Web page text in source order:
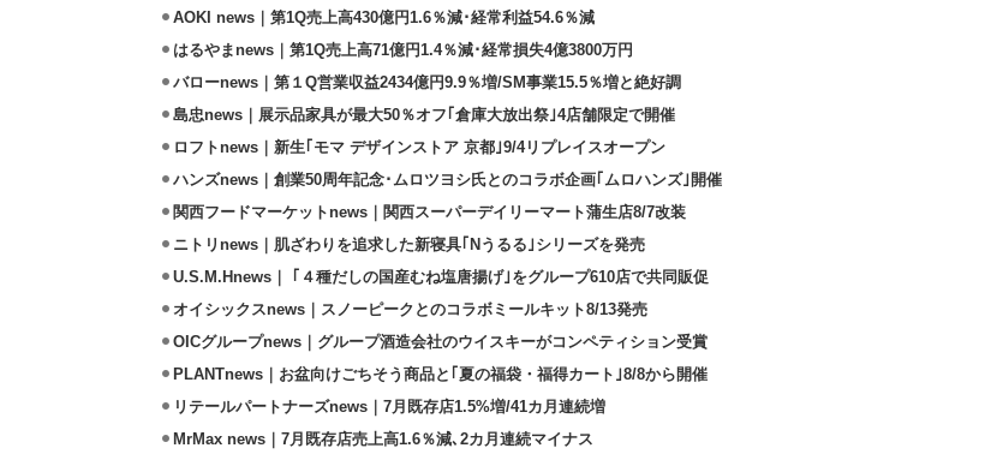
AOKI news｜第1Q売上高430億円1.6％減･経常利益54.6％減
はるやまnews｜第1Q売上高71億円1.4％減･経常損失4億3800万円
バローnews｜第１Q営業収益2434億円9.9％増/SM事業15.5％増と絶好調
島忠news｜展示品家具が最大50％オフ｢倉庫大放出祭｣4店舗限定で開催
ロフトnews｜新生｢モマ デザインストア 京都｣9/4リプレイスオープン
ハンズnews｜創業50周年記念･ムロツヨシ氏とのコラボ企画｢ムロハンズ｣開催
関西フードマーケットnews｜関西スーパーデイリーマート蒲生店8/7改装
ニトリnews｜肌ざわりを追求した新寝具｢Nうるる｣シリーズを発売
U.S.M.Hnews｜ ｢４種だしの国産むね塩唐揚げ｣をグループ610店で共同販促
オイシックスnews｜スノーピークとのコラボミールキット8/13発売
OICグループnews｜グループ酒造会社のウイスキーがコンペティション受賞
PLANTnews｜お盆向けごちそう商品と｢夏の福袋・福得カート｣8/8から開催
リテールパートナーズnews｜7月既存店1.5%増/41カ月連続増
MrMax news｜7月既存店売上高1.6％減､2カ月連続マイナス